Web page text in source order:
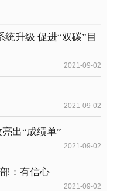
统升级 促进“双碳”目
2021-09-02
2021-09-02
出“成绩单”
2021-09-02
：有信心
2021-09-02